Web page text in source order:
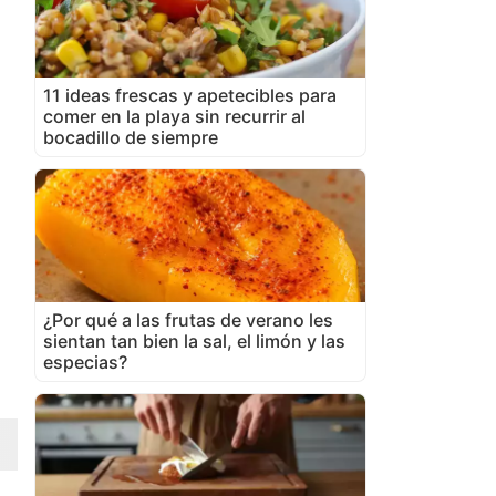
11 ideas frescas y apetecibles para
comer en la playa sin recurrir al
bocadillo de siempre
¿Por qué a las frutas de verano les
sientan tan bien la sal, el limón y las
especias?